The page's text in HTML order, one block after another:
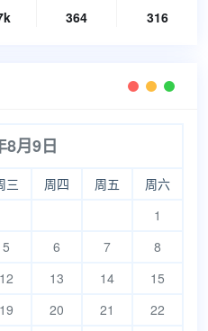
364
316
8月9日
三 周四 周五
周六
1
5 6 7
8
12 13 14
15
19 20 21
22